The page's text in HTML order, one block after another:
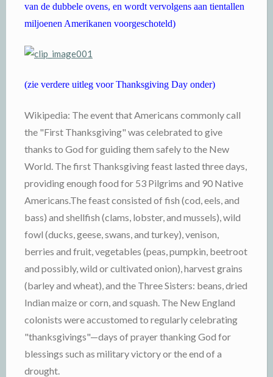
van de dubbele ovens, en wordt vervolgens aan tientallen
miljoenen Amerikanen voorgeschoteld)
(zie verdere uitleg voor Thanksgiving Day onder)
Wikipedia: The event that Americans commonly call
the "First Thanksgiving" was celebrated to give
thanks to God for guiding them safely to the New
World. The first Thanksgiving feast lasted three days,
providing enough food for 53 Pilgrims and 90 Native
Americans.The feast consisted of fish (cod, eels, and
bass) and shellfish (clams, lobster, and mussels), wild
fowl (ducks, geese, swans, and turkey), venison,
berries and fruit, vegetables (peas, pumpkin, beetroot
and possibly, wild or cultivated onion), harvest grains
(barley and wheat), and the Three Sisters: beans, dried
Indian maize or corn, and squash. The New England
colonists were accustomed to regularly celebrating
"thanksgivings"—days of prayer thanking God for
blessings such as military victory or the end of a
drought.